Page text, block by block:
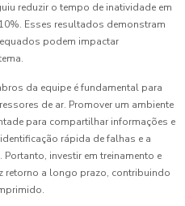
reduzir o tempo de inatividade em
Esses resultados demonstram
podem impactar
da equipe é fundamental para
de ar. Promover um ambiente
para compartilhar informações e
rápida de falhas e a
investir em treinamento e
retorno a longo prazo, contribuindo